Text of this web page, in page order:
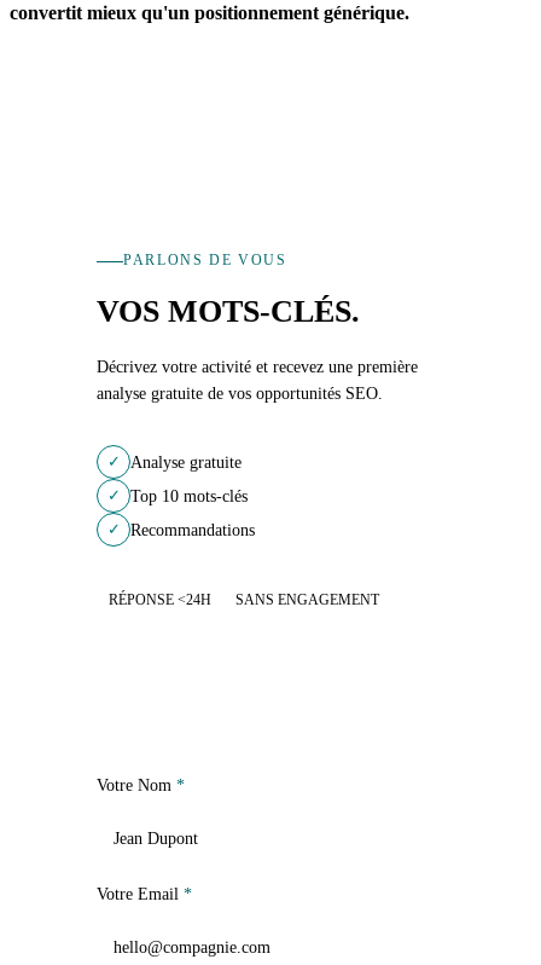
convertit mieux qu'un positionnement générique.
PARLONS DE VOUS
VOS MOTS-CLÉS.
Décrivez votre activité et recevez une première
analyse gratuite de vos opportunités SEO.
✓ Analyse gratuite
✓ Top 10 mots-clés
✓ Recommandations
RÉPONSE <24H SANS ENGAGEMENT
Votre Nom *
Votre Email *